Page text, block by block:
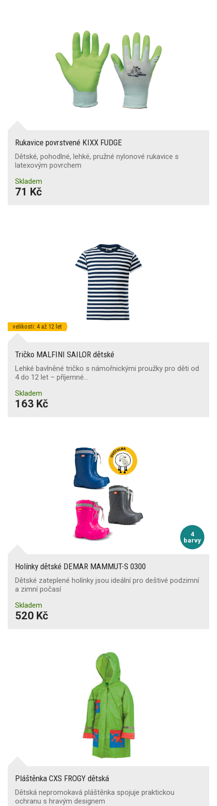
Rukavice povrstvené KIXX FUDGE
Dětské, pohodlné, lehké, pružné nylonové rukavice s
latexovým povrchem
Skladem
71 Kč
velikosti: 4 až 12 let
Tričko MALFINI SAILOR dětské
Lehké bavlněné tričko s námořnickými proužky pro děti od
4 do 12 let – příjemné…
Skladem
163 Kč
4
barvy
Holínky dětské DEMAR MAMMUT-S 0300
Dětské zateplené holínky jsou ideální pro deštivé podzimní
a zimní počasí
Skladem
520 Kč
Pláštěnka CXS FROGY dětská
Dětská nepromokavá pláštěnka spojuje praktickou
ochranu s hravým designem